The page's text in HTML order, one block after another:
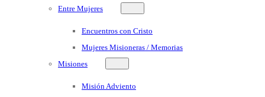
Entre Mujeres
Encuentros con Cristo
Mujeres Misioneras / Memorias
Misiones
Misión Adviento